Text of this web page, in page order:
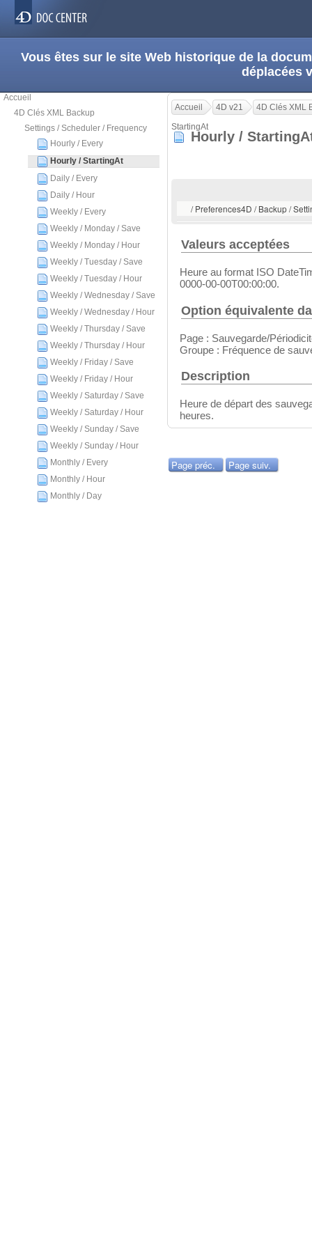
Vous êtes sur le site Web historique de la
déplacées
Accueil
4D Clés XML Backup
Settings / Scheduler / Frequency
Hourly / Every
Hourly / StartingAt
Daily / Every
Daily / Hour
Weekly / Every
Weekly / Monday / Save
Weekly / Monday / Hour
Weekly / Tuesday / Save
Weekly / Tuesday / Hour
Weekly / Wednesday / Save
Weekly / Wednesday / Hour
Weekly / Thursday / Save
Weekly / Thursday / Hour
Weekly / Friday / Save
Weekly / Friday / Hour
Weekly / Saturday / Save
Weekly / Saturday / Hour
Weekly / Sunday / Save
Weekly / Sunday / Hour
Monthly / Every
Monthly / Hour
Monthly / Day
Accueil 4D v21
4D Clés XML
StartingAt
Hourly /
/ Preferences4D / Backup /
Valeurs acceptées
Heure au format ISO
0000-00-00T00:00:00.
Option équivalente
Page : Sauvegarde/
Groupe : Fréquence de
Description
Heure de départ des
heures.
Page préc. Page suiv.